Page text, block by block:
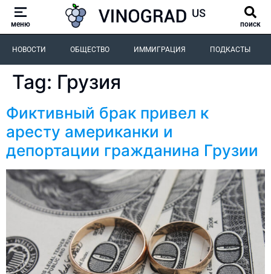
меню поиск
НОВОСТИ ОБЩЕСТВО ИММИГРАЦИЯ ПОДКАСТЫ
Tag: Грузия
Фиктивный брак привел к
аресту американки и
депортации гражданина Грузии